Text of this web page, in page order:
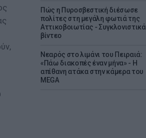
Πώς η Πυροσβεστική διέσωσε
πολίτες στη μεγάλη φωτιά της
Αττικοβοιωτίας - Συγκλονιστικά
βίντεο
Νεαρός στο λιμάνι του Πειραιά:
«Πάω διακοπές έναν μήνα» - Η
απίθανη ατάκα στην κάμερα του
MEGA